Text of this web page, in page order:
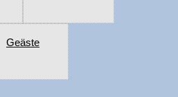
Geäste